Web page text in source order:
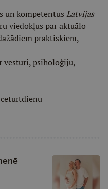
un kompetentus Latvijas
viedokļus par aktuālo
praktiskiem,
vēsturi, psiholoģiju,